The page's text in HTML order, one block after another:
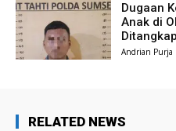
Dugaan
Anak di
Ditangkap
Andrian Purja
RELATED NEWS